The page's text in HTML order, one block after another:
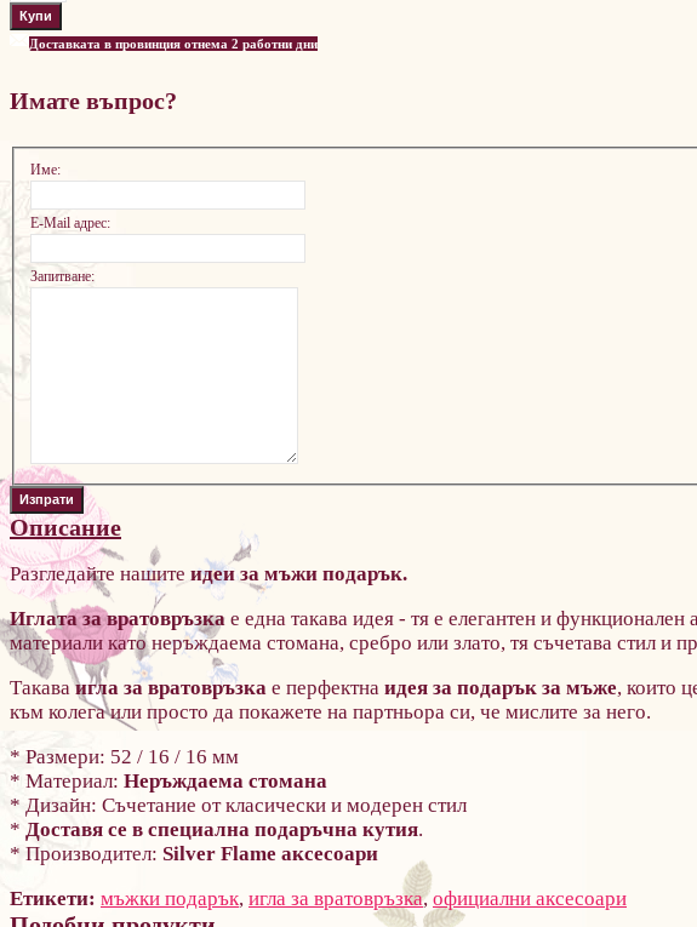
Доставката в провинция отнема 2 работни дни
Имате въпрос?
Име:
E-Mail адрес:
Запитване:
Описание
Разгледайте нашите идеи за мъжи подарък.
Иглата за вратовръзка е една такава идея - тя е елегантен и
материали като неръждаема стомана, сребро или злато, тя съчетава стил и
Такаваигла за вратовръзка е перфектна идея за подарък за мъже, които
към колега или просто да покажете на партньора си, че мислите за него.
* Размери: 52 / 16 / 16 мм
* Материал: Неръждаема стомана
* Дизайн: Съчетание от класически и модерен стил
* Доставя се в специална подаръчна кутия.
* Производител: Silver Flame аксесоари
Етикети: мъжки подарък, игла за вратовръзка,официални аксесоари